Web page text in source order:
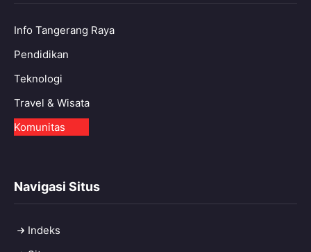
Info Tangerang Raya
Pendidikan
Teknologi
Travel & Wisata
Komunitas
Navigasi Situs
Indeks